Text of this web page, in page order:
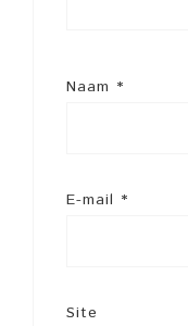
Naam *
E-mail *
Site